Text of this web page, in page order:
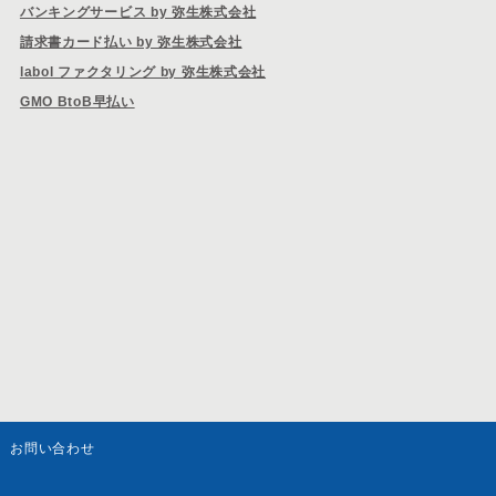
バンキングサービス by 弥生株式会社
請求書カード払い by 弥生株式会社
labol ファクタリング by 弥生株式会社
GMO BtoB早払い
お問い合わせ